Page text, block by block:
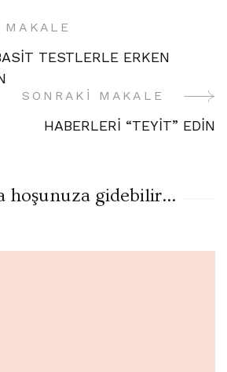
MAKALE
TESTLERLE ERKEN
SONRAKI MAKALE
HABERLERİ “TEYİT” EDİN
hoşunuza gidebilir...